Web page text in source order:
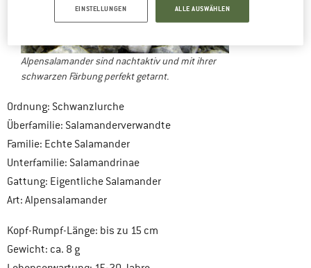
Alpensalamander sind nachtaktiv und mit ihrer
schwarzen Färbung perfekt getarnt.
Ordnung: Schwanzlurche
Überfamilie: Salamanderverwandte
Familie: Echte Salamander
Unterfamilie: Salamandrinae
Gattung: Eigentliche Salamander
Art: Alpensalamander
Kopf-Rumpf-Länge: bis zu 15 cm
Gewicht: ca. 8 g
EINSTELLUNGEN ALLE AUSWÄHLEN